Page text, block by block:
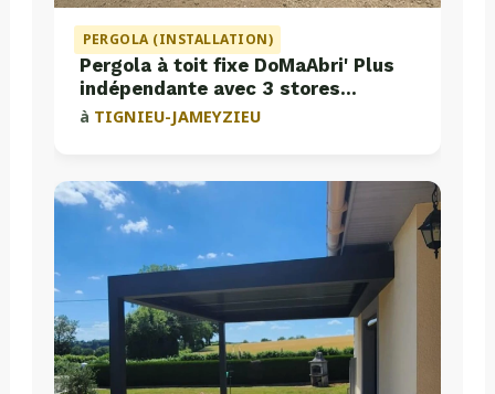
PERGOLA (INSTALLATION)
Pergola à toit fixe DoMaAbri' Plus
indépendante avec 3 stores
intégrés
à TIGNIEU-JAMEYZIEU